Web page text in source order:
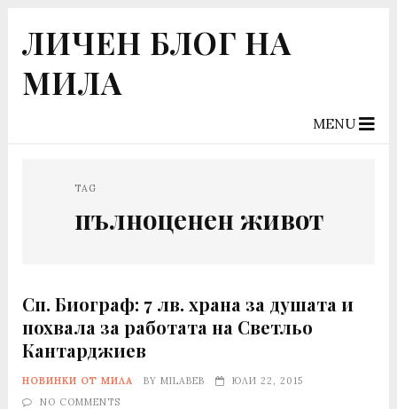
ЛИЧЕН БЛОГ НА
МИЛА
MENU
TAG
пълноценен живот
Сп. Биограф: 7 лв. храна за душата и
похвала за работата на Светльо
Кантарджиев
НОВИНКИ ОТ МИЛА BY MILABEB
ЮЛИ 22, 2015
NO COMMENTS